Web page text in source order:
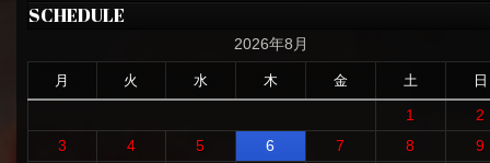
SCHEDULE
2026年8月
月 火 水 木 金 土 日
1
2
3
4 5 6 7 8
9